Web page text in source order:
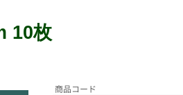
10枚
商品コード